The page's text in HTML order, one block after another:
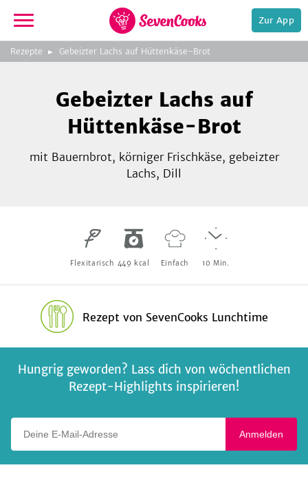
zur
Startseite
Zur App
Rezepte Gebeizter Lachs auf Hüttenkäse-Brot
Bild
3
zeigen
Gebeizter Lachs auf
Hüttenkäse-Brot
mit Bauernbrot, körniger Frischkäse, gebeizter
Lachs, Dill
Flexitarisch 449 kcal Einfach 10 Min.
Rezept von SevenCooks Lunchtime
Hungrig geworden? Lass dich von wöchentlichen
Rezept-Highlights inspirieren!
Anmelden